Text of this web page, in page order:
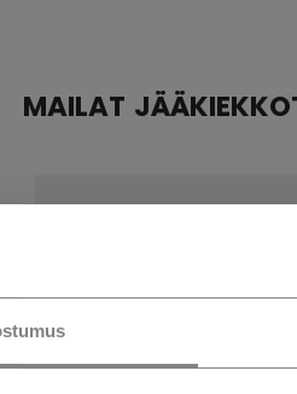
MAILAT